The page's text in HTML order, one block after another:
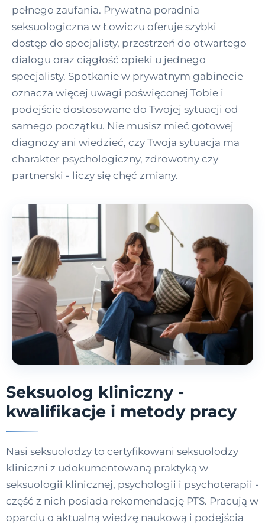
pełnego zaufania. Prywatna poradnia
seksuologiczna w Łowiczu oferuje szybki
dostęp do specjalisty, przestrzeń do otwartego
dialogu oraz ciągłość opieki u jednego
specjalisty. Spotkanie w prywatnym gabinecie
oznacza więcej uwagi poświęconej Tobie i
podejście dostosowane do Twojej sytuacji od
samego początku. Nie musisz mieć gotowej
diagnozy ani wiedzieć, czy Twoja sytuacja ma
charakter psychologiczny, zdrowotny czy
partnerski - liczy się chęć zmiany.
Seksuolog kliniczny -
kwalifikacje i metody pracy
Nasi seksuolodzy to certyfikowani seksuolodzy
kliniczni z udokumentowaną praktyką w
seksuologii klinicznej, psychologii i psychoterapii -
część z nich posiada rekomendację PTS. Pracują w
oparciu o aktualną wiedzę naukową i podejścia